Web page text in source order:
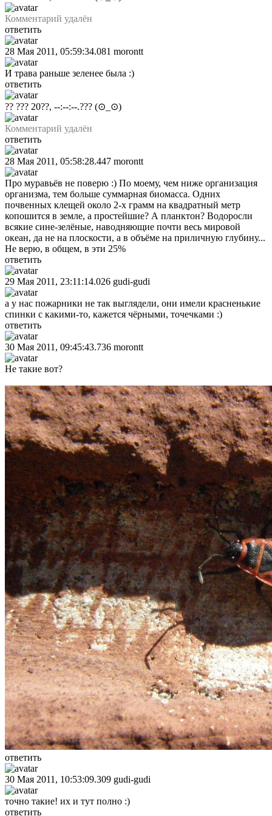
Комментарий удалён
ответить
28 Мая 2011, 05:59:34.081 morontt
И трава раньше зеленее была :)
ответить
?? ??? 20??, --:--:--.??? (⊙_⊙)
Комментарий удалён
ответить
28 Мая 2011, 05:58:28.447 morontt
Про муравьёв не поверю :) По моему, чем ниже организация
организма, тем больше суммарная биомасса. Одних
почвенных клещей около 2-х грамм на квадратный метр
копошится в земле, а простейшие? А планктон? Водоросли
всякие сине-зелёные, наводняющие почти весь мировой
океан, да не на плоскости, а в объёме на приличную глубину...
Не верю, в общем, в эти 25%
ответить
29 Мая 2011, 23:11:14.026 gudi-gudi
а у нас пожарники не так выглядели, они имели красненькие
спинки с какими-то, кажется чёрными, точечками :)
ответить
30 Мая 2011, 09:45:43.736 morontt
Не такие вот?
ответить
30 Мая 2011, 10:53:09.309 gudi-gudi
точно такие! их и тут полно :)
ответить